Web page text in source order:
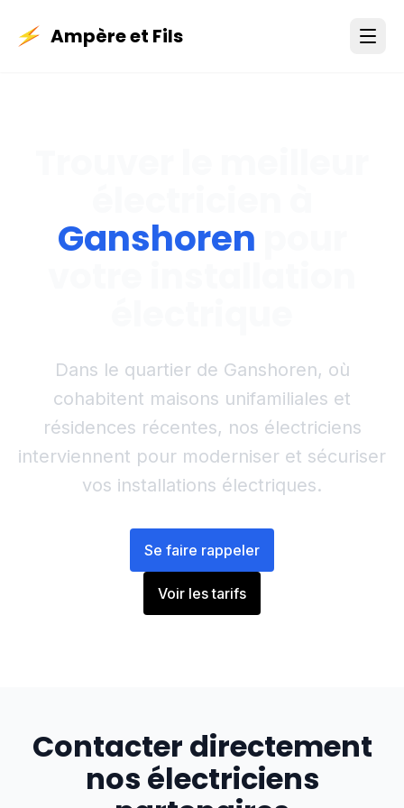
Ampère et Fils
Ganshoren
Dans le quartier de Ganshoren, où
cohabitent maisons unifamiliales et
résidences récentes, nos électriciens
interviennent pour moderniser et sécuriser
vos installations électriques.
Se faire rappeler
Voir les tarifs
Contacter directement
nos électriciens